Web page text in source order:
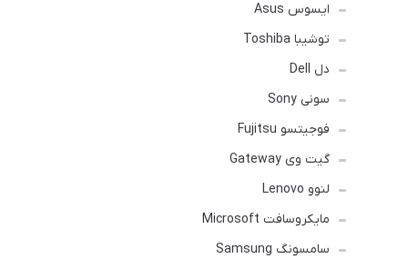
ایسوس Asus
توشیبا Toshiba
دل Dell
سونی Sony
فوجیتسو Fujitsu
گیت وی Gateway
لنوو Lenovo
مایکروسافت Microsoft
سامسونگ Samsung